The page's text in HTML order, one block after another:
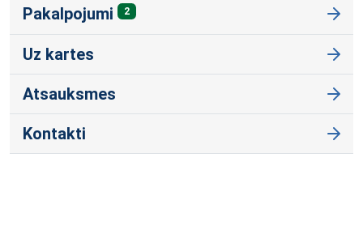
Pakalpojumi 2
Uz kartes
Atsauksmes
Kontakti